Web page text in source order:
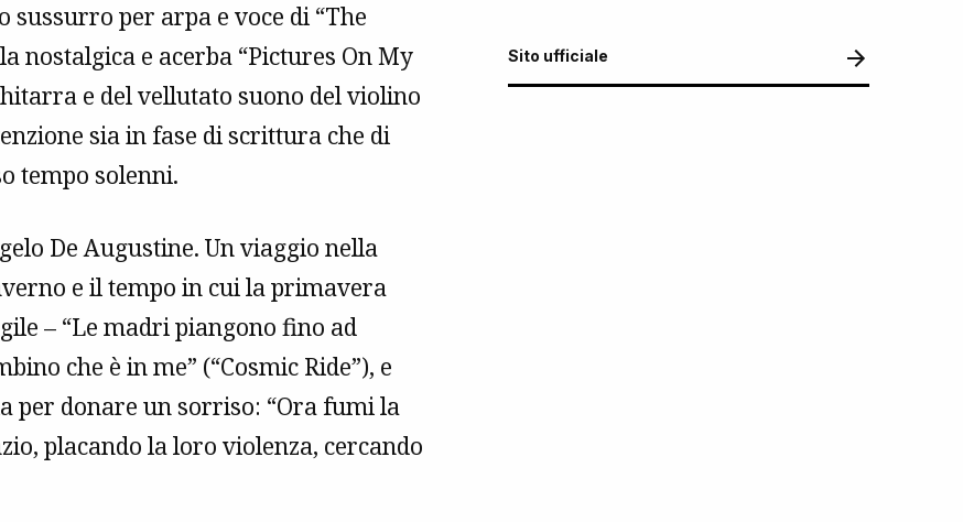
per arpa e voce di “The
nostalgica e acerba “Pictures On My
e del vellutato suono del violino
sia in fase di scrittura che di
tempo solenni.
De Augustine. Un viaggio nella
e il tempo in cui la primavera
– “Le madri piangono fino ad
che è in me” (“Cosmic Ride”), e
per donare un sorriso: “Ora fumi la
placando la loro violenza, cercando
Sito ufficiale